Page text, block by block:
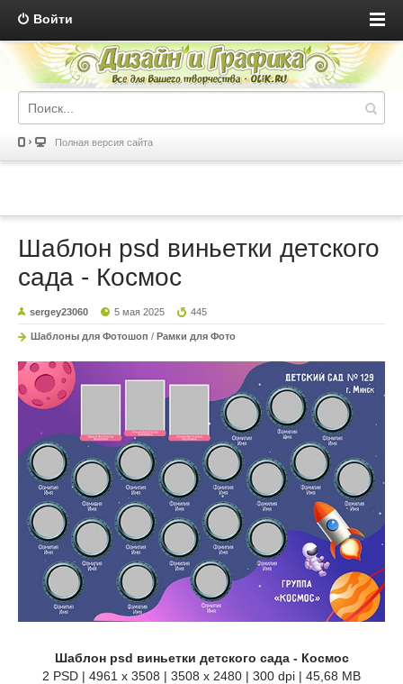
Войти
Полная версия сайта
Шаблон psd виньетки детского
сада - Космос
sergey23060 5 мая 2025 445
Шаблоны для Фотошоп / Рамки для Фото
Шаблон psd виньетки детского сада - Космос
2 PSD | 4961 x 3508 | 3508 x 2480 | 300 dpi | 45,68 MB